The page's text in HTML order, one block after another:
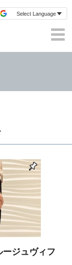
ージュヴィフ